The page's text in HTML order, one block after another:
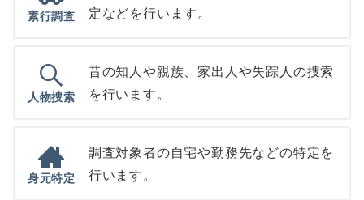
素行調査
定などを行います。
人物捜索
昔の知人や親族、家出人や失踪人の捜索
を行います。
身元特定
調査対象者の自宅や勤務先などの特定を
行います。